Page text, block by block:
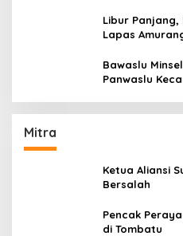
Libur Panjang,
Lapas
Bawaslu
Panwaslu
Mitra
Ketua Aliansi
Bersalah
Pencak
di Tombatu